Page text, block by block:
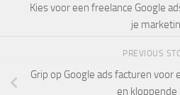
Kies voor een freelance Google
je
PREVIOUS
Grip op Google ads facturen
en kloppende